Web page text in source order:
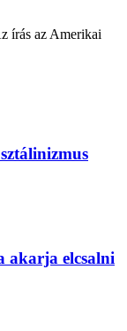
írás az Amerikai
akarja elcsalni